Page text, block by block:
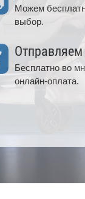
Можем
выбор.
Бесплатно во
онлайн-оплата.